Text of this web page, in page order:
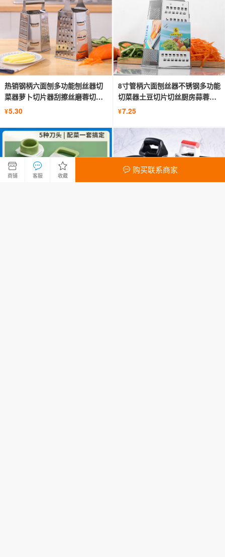
热销钢柄六面刨多功能刨丝器切
菜器萝卜切片器刮擦丝磨蓉切丝
器
¥5.30
8寸管柄六面刨丝器不锈钢多功能
切菜器土豆切片切丝厨房蒜蓉工
具
¥7.25
商铺 客服 收藏
购买联系商家